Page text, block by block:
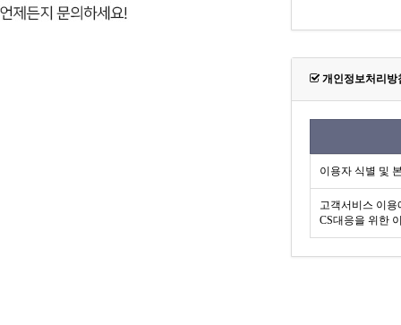
개인정보처리방
이용자 식별 및
고객서비스 이용
CS대응을 위한